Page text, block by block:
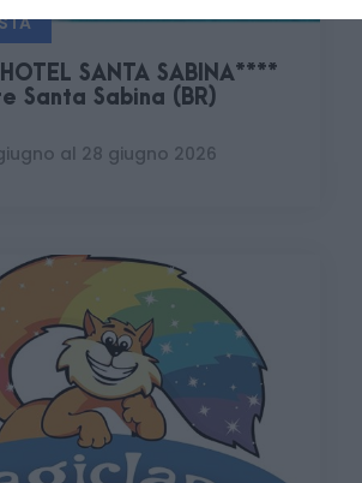
SANTA SABINA****
Santa Sabina (BR)
al 28 giugno 2026